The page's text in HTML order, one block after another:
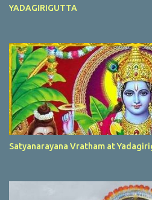
YADAGIRIGUTTA
Satyanarayana Vratham at